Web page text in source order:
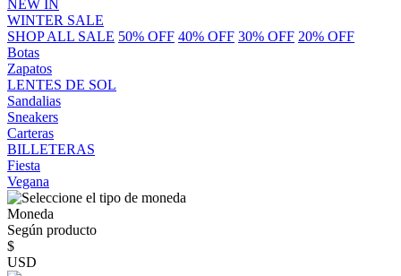
NEW IN
WINTER SALE
SHOP ALL SALE 50% OFF 40% OFF 30% OFF 20% OFF
Botas
Zapatos
LENTES DE SOL
Sandalias
Sneakers
Carteras
BILLETERAS
Fiesta
Vegana
Moneda
Según producto
$
USD